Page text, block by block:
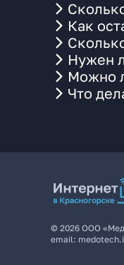
Как
Нужен
Можно
Что
© 2026 ООО
email: